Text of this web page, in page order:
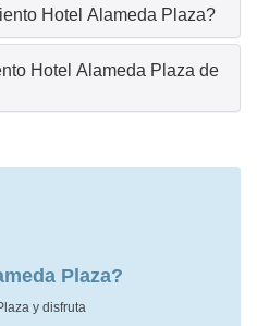
Hotel Alameda Plaza?
Hotel Alameda Plaza de
Plaza?
y disfruta